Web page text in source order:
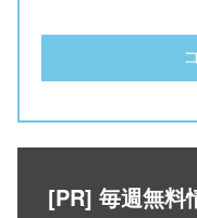
[PR] 毎週無料